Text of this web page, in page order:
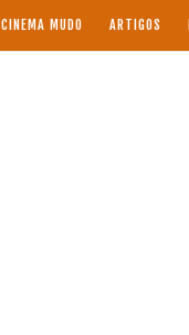
CINEMA MUDO ARTIGOS